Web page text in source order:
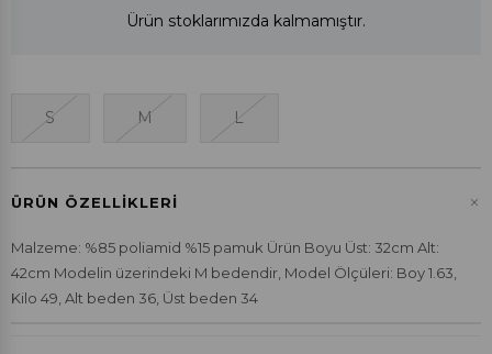
Ürün stoklarımızda kalmamıştır.
S M L
ÜRÜN ÖZELLIKLERI +
Malzeme: %85 poliamid %15 pamuk Ürün Boyu Üst: 32cm Alt:
42cm Modelin üzerindeki M bedendir, Model Ölçüleri: Boy 1.63,
Kilo 49, Alt beden 36, Üst beden 34